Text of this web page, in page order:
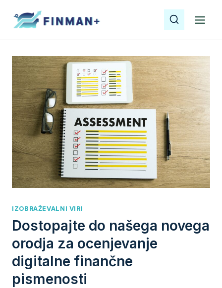
IZOBRAŽEVALNI VIRI
Dostopajte do našega novega
orodja za ocenjevanje
digitalne finančne
pismenosti